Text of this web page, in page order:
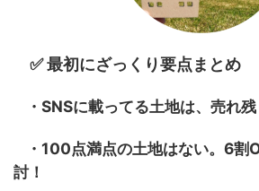
✅ 最初にざっくり要点まとめ
・SNSに載ってる土地は、売れ残
・100点満点の土地はない。6割
討！